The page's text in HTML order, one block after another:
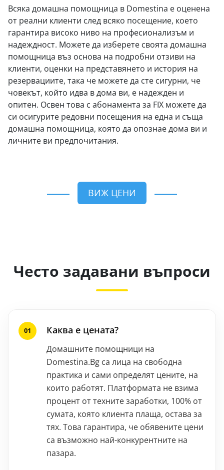
Всяка домашна помощница в Domestina е оценена
от реални клиенти след всяко посещение, което
гарантира високо ниво на професионализъм и
надеждност. Можете да изберете своята домашна
помощница въз основа на подробни отзиви на
клиенти, оценки на представянето и история на
резервациите, така че можете да сте сигурни, че
човекът, който идва в дома ви, е надежден и
опитен. Освен това с абонамента за FIX можете да
си осигурите редовни посещения на една и съща
домашна помощница, която да опознае дома ви и
личните ви предпочитания.
ВИЖ ЦЕНИ
Често задавани въпроси
Каква е цената?
Домашните помощници на
Domestina.Bg са лица на свободна
практика и сами определят цените, на
които работят. Платформата не взима
процент от техните заработки, 100% от
сумата, която клиента плаща, остава за
тях. Това гарантира, че обявените цени
са възможно най-конкурентните на
пазара.